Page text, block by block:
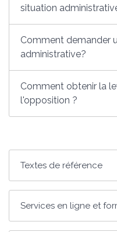
situation
Comment demander
administrative?
Comment obtenir la
l'opposition ?
Textes de référence
Services en ligne et